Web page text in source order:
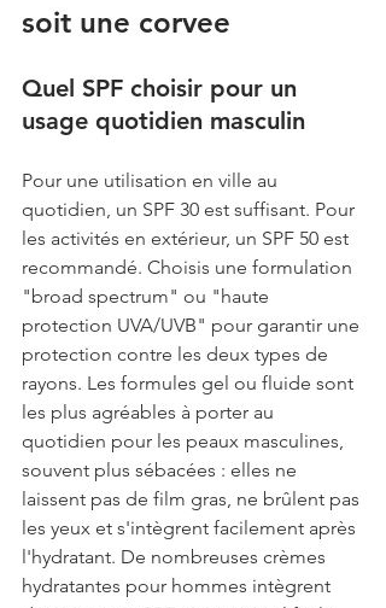
soit une corvee
Quel SPF choisir pour un
usage quotidien masculin
Pour une utilisation en ville au
quotidien, un SPF 30 est suffisant. Pour
les activités en extérieur, un SPF 50 est
recommandé. Choisis une formulation
"broad spectrum" ou "haute
protection UVA/UVB" pour garantir une
protection contre les deux types de
rayons. Les formules gel ou fluide sont
les plus agréables à porter au
quotidien pour les peaux masculines,
souvent plus sébacées : elles ne
laissent pas de film gras, ne brûlent pas
les yeux et s'intègrent facilement après
l'hydratant. De nombreuses crèmes
hydratantes pour hommes intègrent